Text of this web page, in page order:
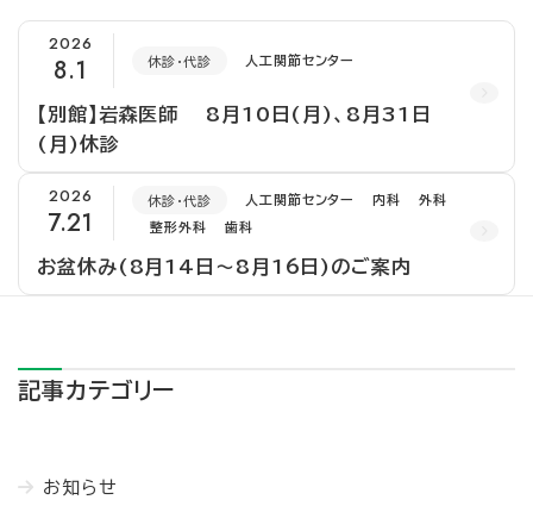
2026
8.1 休診・代診 人工関節センター
【別館】岩森医師 8月10日(月)、8月31日
(月)休診
2026
7.21
休診・代診 人工関節センター 内科 外科
整形外科 歯科
お盆休み(8月14日～8月16日)のご案内
記事カテゴリー
お知らせ